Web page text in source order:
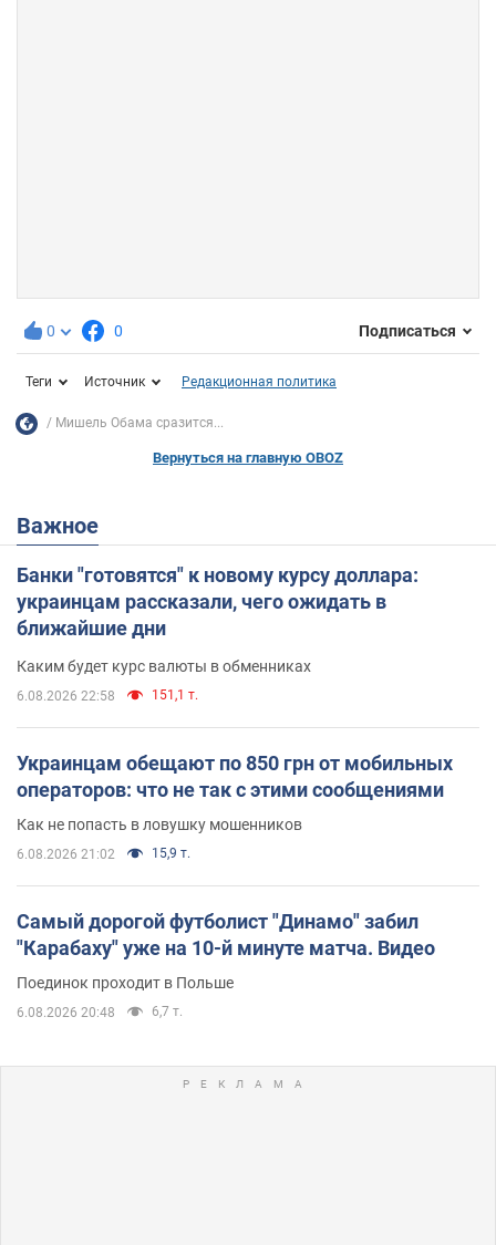
0 0 Подписаться
Теги Источник Редакционная политика
Мишель Обама сразится...
Вернуться на главную OBOZ
Важное
Банки "готовятся" к новому курсу доллара:
украинцам рассказали, чего ожидать в
ближайшие дни
Каким будет курс валюты в обменниках
6.08.2026 22:58 151,1 т.
Украинцам обещают по 850 грн от мобильных
операторов: что не так с этими сообщениями
Как не попасть в ловушку мошенников
6.08.2026 21:02 15,9 т.
Самый дорогой футболист "Динамо" забил
"Карабаху" уже на 10-й минуте матча. Видео
Поединок проходит в Польше
6.08.2026 20:48 6,7 т.